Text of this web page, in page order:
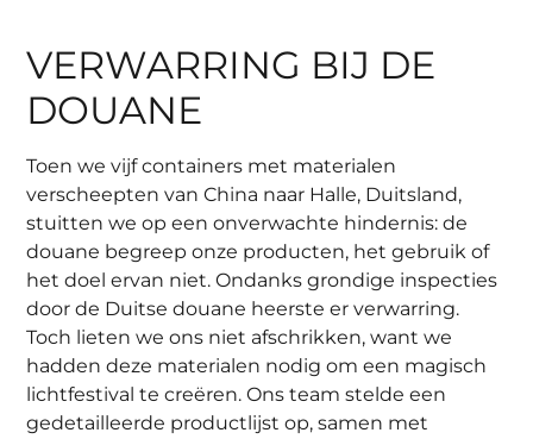
VERWARRING BIJ DE
DOUANE
Toen we vijf containers met materialen
verscheepten van China naar Halle, Duitsland,
stuitten we op een onverwachte hindernis: de
douane begreep onze producten, het gebruik of
het doel ervan niet. Ondanks grondige inspecties
door de Duitse douane heerste er verwarring.
Toch lieten we ons niet afschrikken, want we
hadden deze materialen nodig om een magisch
lichtfestival te creëren. Ons team stelde een
gedetailleerde productlijst op, samen met